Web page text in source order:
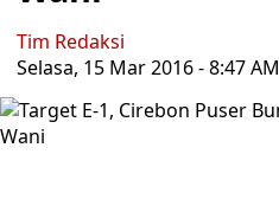
Tim Redaksi
Selasa, 15 Mar 2016 - 8:47 AM